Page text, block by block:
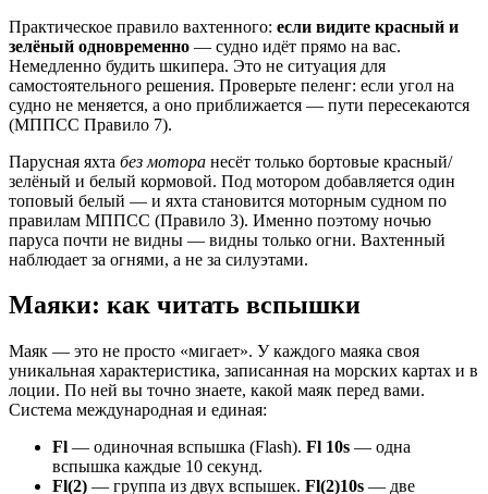
Практическое правило вахтенного: если видите красный и
зелёный одновременно — судно идёт прямо на вас.
Немедленно будить шкипера. Это не ситуация для
самостоятельного решения. Проверьте пеленг: если угол на
судно не меняется, а оно приближается — пути пересекаются
(МППСС Правило 7).
Парусная яхта без мотора несёт только бортовые красный/
зелёный и белый кормовой. Под мотором добавляется один
топовый белый — и яхта становится моторным судном по
правилам МППСС (Правило 3). Именно поэтому ночью
паруса почти не видны — видны только огни. Вахтенный
наблюдает за огнями, а не за силуэтами.
Маяки: как читать вспышки
Маяк — это не просто «мигает». У каждого маяка своя
уникальная характеристика, записанная на морских картах и в
лоции. По ней вы точно знаете, какой маяк перед вами.
Система международная и единая:
Fl — одиночная вспышка (Flash). Fl 10s — одна
вспышка каждые 10 секунд.
Fl(2) — группа из двух вспышек. Fl(2)10s — две